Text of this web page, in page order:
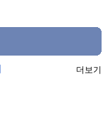
더보기